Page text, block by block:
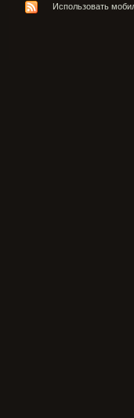
Использовать